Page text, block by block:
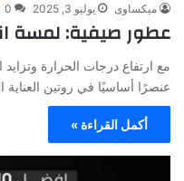
ميكساوى يوليو 3, 2025 0
عطور صيفية: لمسة
مع ارتفاع درجات الحرارة
عنصرًا أساسيًا في روتين
أكمل القراءة »